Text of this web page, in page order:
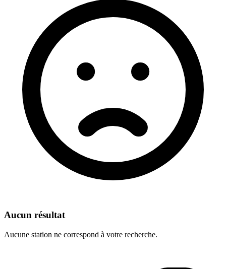
Aucun résultat
Aucune station ne correspond à votre recherche.